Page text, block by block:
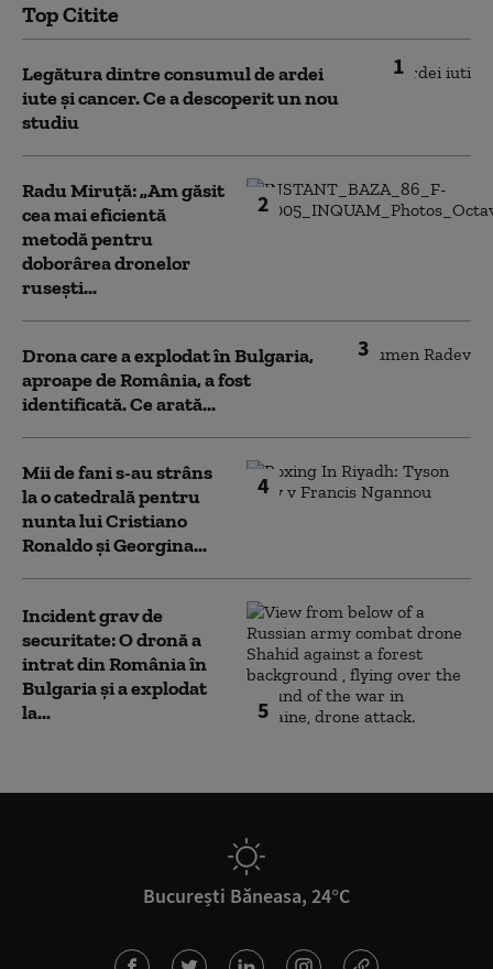
Top Citite
1
Legătura dintre consumul de ardei
iute și cancer. Ce a descoperit un nou
studiu
2
Radu Miruță: „Am găsit
cea mai eficientă
metodă pentru
doborârea dronelor
rusești...
3
Drona care a explodat în Bulgaria,
aproape de România, a fost
identificată. Ce arată...
4
Mii de fani s-au strâns
la o catedrală pentru
nunta lui Cristiano
Ronaldo şi Georgina...
5
Incident grav de
securitate: O dronă a
intrat din România în
Bulgaria şi a explodat
la...
București Băneasa, 24°C